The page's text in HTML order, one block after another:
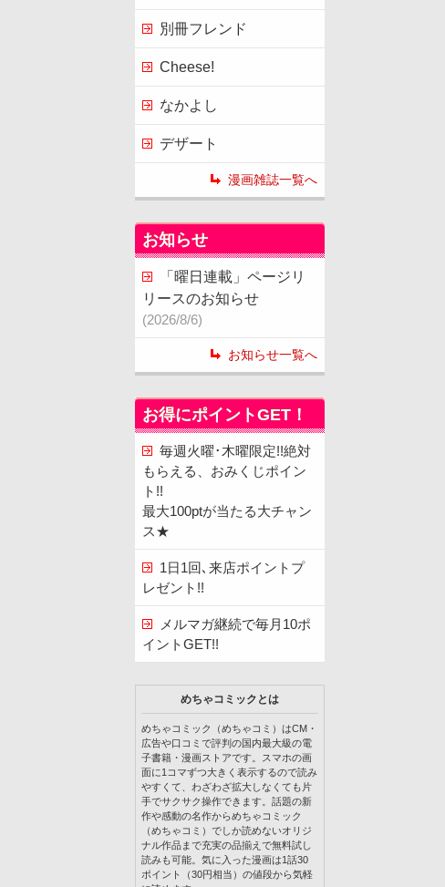
別冊フレンド
Cheese!
なかよし
デザート
漫画雑誌一覧へ
お知らせ
「曜日連載」ページリ
リースのお知らせ
(2026/8/6)
お知らせ一覧へ
お得にポイントGET！
毎週火曜･木曜限定!!絶対
もらえる、おみくじポイン
ト!!
最大100ptが当たる大チャン
ス★
1日1回､来店ポイントプ
レゼント!!
メルマガ継続で毎月10ポ
イントGET!!
めちゃコミックとは
めちゃコミック（めちゃコミ）はCM・
広告や口コミで評判の国内最大級の電
子書籍・漫画ストアです。スマホの画
面に1コマずつ大きく表示するので読み
やすくて、わざわざ拡大しなくても片
手でサクサク操作できます。話題の新
作や感動の名作からめちゃコミック
（めちゃコミ）でしか読めないオリジ
ナル作品まで充実の品揃えで無料試し
読みも可能。気に入った漫画は1話30
ポイント（30円相当）の値段から気軽